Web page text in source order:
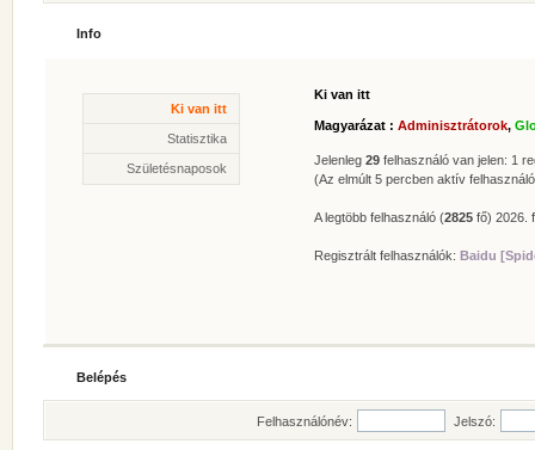
Info
Ki van itt
Ki van itt
Magyarázat : Adminisztrátorok,
Jelenleg 29 felhasználó van jelen: 1
(Az elmúlt 5 percben aktív
A legtöbb felhasználó (2825 fő) 2026.
Regisztrált felhasználók: Baidu
Statisztika
Statisztika
* Hozzászólások száma:
62622
* Témák száma:
* Felhasználók száma: 606
* Legújabb regisztrált tagunk:Zolee
Születésnaposok
Belépés
Felhasználónév: Jelszó: